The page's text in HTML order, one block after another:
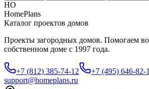
HO
HomePlans
Каталог проектов домов
Проекты загородных домов. Помогаем
собственном доме с 1997 года.
+7 (812) 385-74-12
+7 (495) 646-82-
support@homeplans.ru